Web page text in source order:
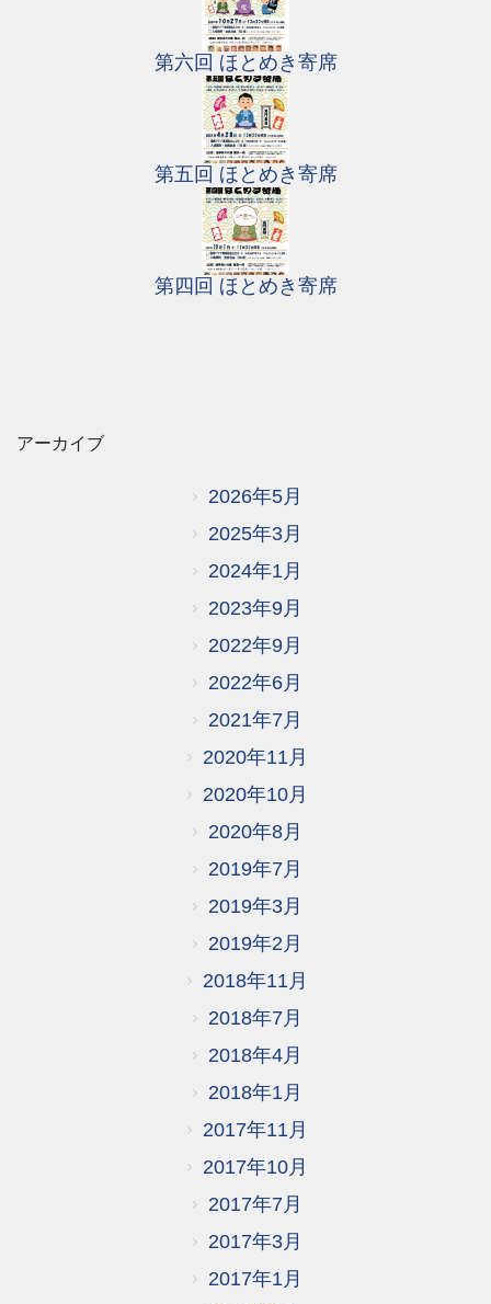
第六回 ほとめき寄席
第五回 ほとめき寄席
第四回 ほとめき寄席
アーカイブ
2026年5月
2025年3月
2024年1月
2023年9月
2022年9月
2022年6月
2021年7月
2020年11月
2020年10月
2020年8月
2019年7月
2019年3月
2019年2月
2018年11月
2018年7月
2018年4月
2018年1月
2017年11月
2017年10月
2017年7月
2017年3月
2017年1月